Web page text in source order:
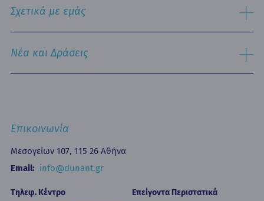
Νοσηλευτική Υπηρεσία
Εξωτερικά Ιατρεία
Οne Day Clinic (Ημερήσια Νοσηλεία)
Σχετικά με εμάς
Ιστορικό
Όραμα & Αποστολή
Πολιτική Ποιότητας
Οικονομικά Μεγέθη
Νέα και Δράσεις
Δελτία Τύπου - Ανακοινώσεις
Εκπαίδευση
Έντυπα
Επικοινωνία
Μεσογείων 107, 115 26 Αθήνα
Email: info@dunant.gr
Τηλεφ. Κέντρο Επείγοντα Περιστατικά